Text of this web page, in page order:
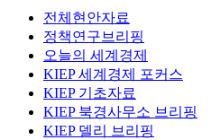
전체현안자료
정책연구브리핑
오늘의 세계경제
KIEP 세계경제 포커스
KIEP 기초자료
KIEP 북경사무소 브리핑
KIEP 델리 브리핑